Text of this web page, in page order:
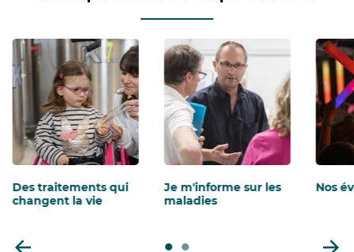
Des traitements qui
changent la vie
Je m'informe sur les
maladies
Nos